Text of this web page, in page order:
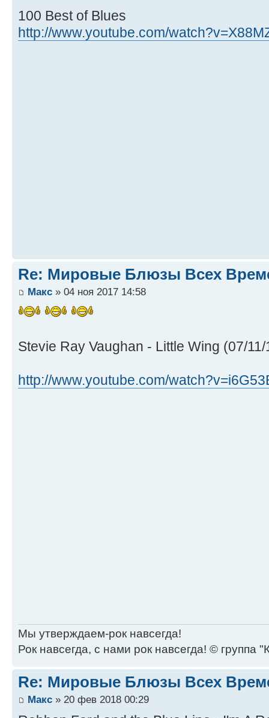
100 Best of Blues
http://www.youtube.com/
Re: Мировые Блюзы Всех
Макс » 04 ноя 2017 14:58
Stevie Ray Vaughan - Little Wing (07/
http://www.youtube.com/
Мы утверждаем-рок навсегда!
Рок навсегда, с нами рок навсегда! © группа
Re: Мировые Блюзы Всех
Макс » 20 фев 2018 00:29